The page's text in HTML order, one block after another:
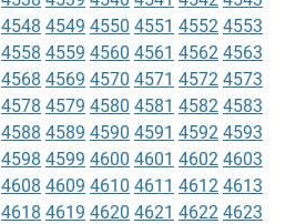
4548 4549 4550 4551 4552 4553
4558 4559 4560 4561 4562 4563
4568 4569 4570 4571 4572 4573
4578 4579 4580 4581 4582 4583
4588 4589 4590 4591 4592 4593
4598 4599 4600 4601 4602 4603
4608 4609 4610 4611 4612 4613
4618 4619 4620 4621 4622 4623